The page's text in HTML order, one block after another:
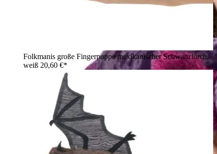
Folkmanis große Fingerpuppe mexikanischer Schwanzlurch,
weiß 20,60 €*